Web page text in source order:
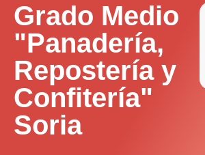
Grado Medio
"Panadería,
Repostería y
Confitería"
Soria